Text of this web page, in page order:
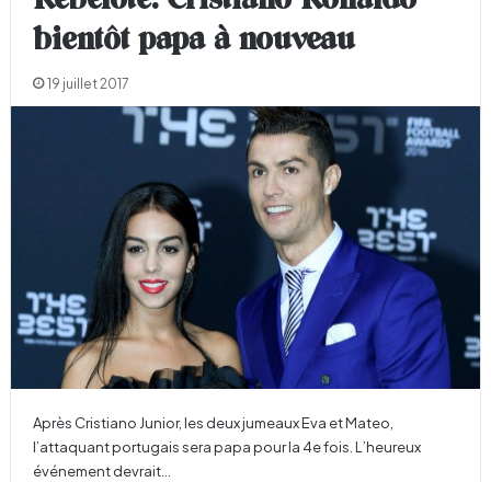
bientôt papa à nouveau
19 juillet 2017
Après Cristiano Junior, les deux jumeaux Eva et Mateo,
l’attaquant portugais sera papa pour la 4e fois. L’heureux
événement devrait…